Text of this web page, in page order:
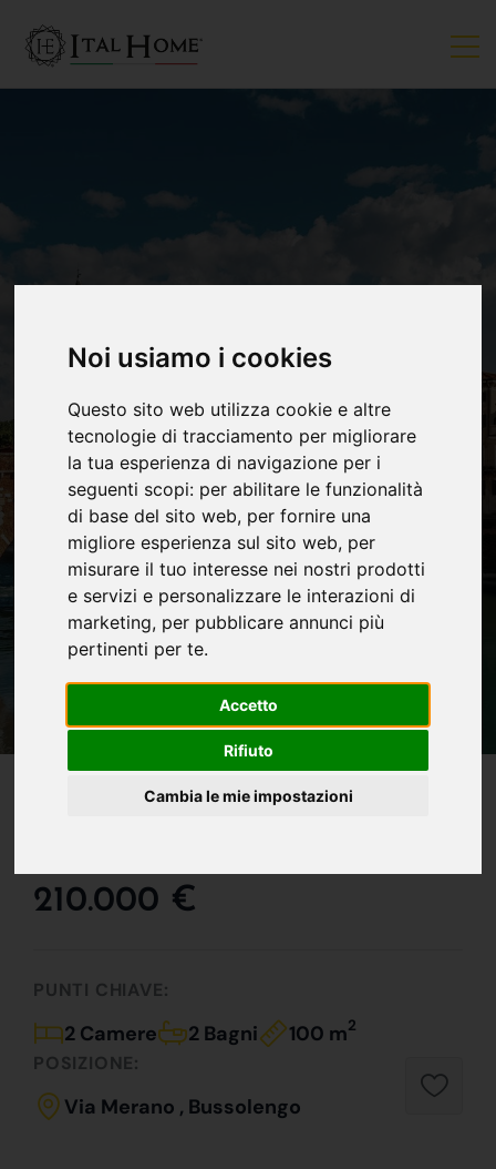
Noi usiamo i cookies
Questo sito web utilizza cookie e altre
tecnologie di tracciamento per migliorare
la tua esperienza di navigazione per i
seguenti scopi: per abilitare le funzionalità
di base del sito web, per fornire una
migliore esperienza sul sito web, per
misurare il tuo interesse nei nostri prodotti
e servizi e personalizzare le interazioni di
marketing, per pubblicare annunci più
pertinenti per te.
Accetto
Rifiuto
Cambia le mie impostazioni
VENDUTO
IN VENDITA
Appartamento Pari Al
210.000 €
PUNTI CHIAVE:
2 Camere 2 Bagni 100 m2
POSIZIONE:
Via Merano , Bussolengo